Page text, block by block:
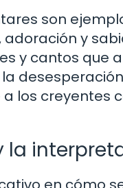
son
y
y cantos que
los creyentes
la